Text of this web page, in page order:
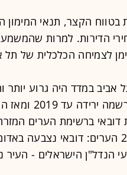
בטווח הקצר, תנאי המימון
הדירות. למרות
לצמיחה הכלכלית של תל
של תל אביב במדד היה גרוע
הערים
ברשימת הערים המזרח
הנדל"ן הישראלים - העיר